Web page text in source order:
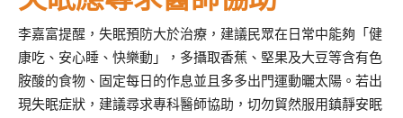
李嘉富提醒，失眠預防大於治療，建議民眾在日常中能夠「健
康吃、安心睡、快樂動」，多攝取香蕉、堅果及大豆等含有色
胺酸的食物、固定每日的作息並且多多出門運動曬太陽。若出
現失眠症狀，建議尋求專科醫師協助，切勿貿然服用鎮靜安眠